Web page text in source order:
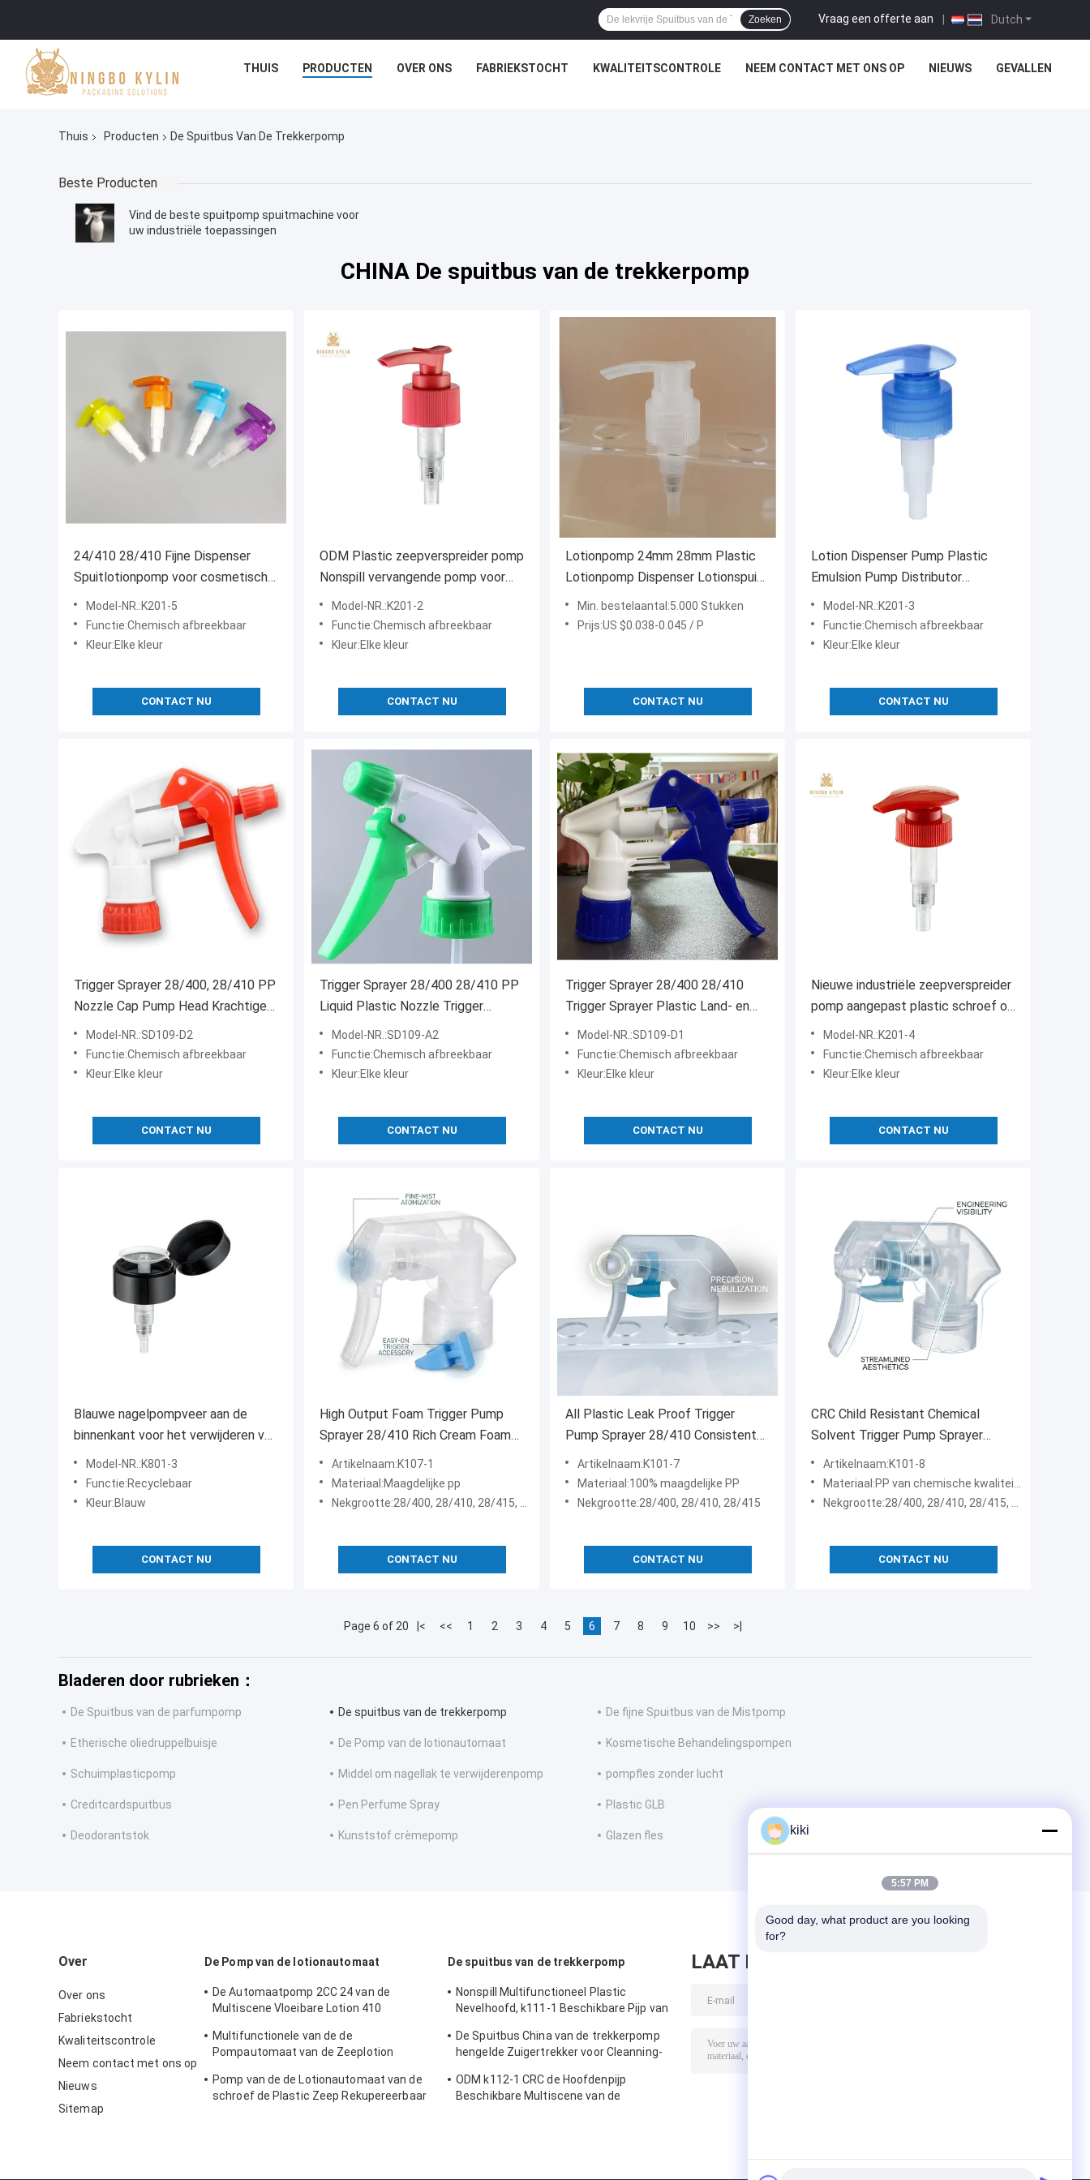
Dutch
Vraag een offerte aan |
Zoeken
THUIS PRODUCTEN OVER ONS FABRIEKSTOCHT KWALITEITSCONTROLE NEEM CONTACT MET ONS OP NIEUWS GEVALLEN
Thuis Producten De Spuitbus Van De Trekkerpomp
Beste Producten
Vind de beste spuitpomp spuitmachine voor
uw industriële toepassingen
CHINA De spuitbus van de trekkerpomp
24/410 28/410 Fijne Dispenser
Spuitlotionpomp voor cosmetische
verpakkingen K201-5
Model-NR.:K201-5
Functie:Chemisch afbreekbaar
Kleur:Elke kleur
CONTACT NU
ODM Plastic zeepverspreider pomp
Nonspill vervangende pomp voor
lotion fles K201-2
Model-NR.:K201-2
Functie:Chemisch afbreekbaar
Kleur:Elke kleur
CONTACT NU
Lotionpomp 24mm 28mm Plastic
Lotionpomp Dispenser Lotionspuit
voor fles K201-1
Min. bestelaantal:5.000 Stukken
Prijs:US $0.038-0.045 / P
CONTACT NU
Lotion Dispenser Pump Plastic
Emulsion Pump Distributor
Vloeibare Zeep Sprayer K201-3
Model-NR.:K201-3
Functie:Chemisch afbreekbaar
Kleur:Elke kleur
CONTACT NU
Trigger Sprayer 28/400, 28/410 PP
Nozzle Cap Pump Head Krachtige
SD109-D2
Model-NR.:SD109-D2
Functie:Chemisch afbreekbaar
Kleur:Elke kleur
CONTACT NU
Trigger Sprayer 28/400 28/410 PP
Liquid Plastic Nozzle Trigger
Sprayer voor keukenreiniger SD109-
A2
Model-NR.:SD109-A2
Functie:Chemisch afbreekbaar
Kleur:Elke kleur
CONTACT NU
Trigger Sprayer 28/400 28/410
Trigger Sprayer Plastic Land- en
Tuinreiniging SD109-D1
Model-NR.:SD109-D1
Functie:Chemisch afbreekbaar
Kleur:Elke kleur
CONTACT NU
Nieuwe industriële zeepverspreider
pomp aangepast plastic schroef op
lotion pomp K201-4
Model-NR.:K201-4
Functie:Chemisch afbreekbaar
Kleur:Elke kleur
CONTACT NU
Blauwe nagelpompveer aan de
binnenkant voor het verwijderen van
make-up voor meisjes
Model-NR.:K801-3
Functie:Recyclebaar
Kleur:Blauw
CONTACT NU
High Output Foam Trigger Pump
Sprayer 28/410 Rich Cream Foam
Dispenser voor badkamer
tegelreinigingsproducten
Artikelnaam:K107-1
Materiaal:Maagdelijke pp
Nekgrootte:28/400, 28/410, 28/415, 28/410 Ratel
CONTACT NU
All Plastic Leak Proof Trigger
Pump Sprayer 28/410 Consistent
Mist Output for Household
Cleaning Bottles
Artikelnaam:K101-7
Materiaal:100% maagdelijke PP
Nekgrootte:28/400, 28/410, 28/415
CONTACT NU
CRC Child Resistant Chemical
Solvent Trigger Pump Sprayer
28/410 PP Acid Resistant for
Industrial Cleaning
Artikelnaam:K101-8
Materiaal:PP van chemische kwaliteit (maagdelijk)
Nekgrootte:28/400, 28/410, 28/415, 28/410 Ratel
CONTACT NU
Page 6 of 20 |< << 1 2 3 4 5 6 7 8 9 10 >> >|
Bladeren door rubrieken：
De Spuitbus van de parfumpomp De spuitbus van de trekkerpomp De fijne Spuitbus van de Mistpomp
Etherische oliedruppelbuisje De Pomp van de lotionautomaat Kosmetische Behandelingspompen
Schuimplasticpomp Middel om nagellak te verwijderenpomp pompfles zonder lucht
Creditcardspuitbus Pen Perfume Spray Plastic GLB
Deodorantstok Kunststof crèmepomp Glazen fles
Over
Over ons
Fabriekstocht
Kwaliteitscontrole
Neem contact met ons op
Nieuws
Sitemap
De Pomp van de lotionautomaat
De Automaatpomp 2CC 24 van de
Multiscene Vloeibare Lotion 410
Multifunctionele van de de
Pompautomaat van de Zeeplotion
Pomp van de de Lotionautomaat van de
schroef de Plastic Zeep Rekupereerbaar
De spuitbus van de trekkerpomp
Nonspill Multifunctioneel Plastic
Nevelhoofd, k111-1 Beschikbare Pijp van
De Spuitbus China van de trekkerpomp
hengelde Zuigertrekker voor Cleanning-
ODM k112-1 CRC de Hoofdenpijp
Beschikbare Multiscene van de
LAAT BERICHT ACHTER
kiki
5:57 PM
Good day, what product are you looking
for?